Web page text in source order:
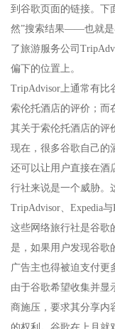
到谷歌页面的链接。下
然”搜索结果——也就是
了旅游服务公司
偏下的位置上。
TripAdvisor上通常有比
索伦托酒店的评价；而
其关于索伦托酒店的评
现在，很多谷歌自己的
还可以让用户直接在酒
行社来说是一个威胁。
TripAdvisor、Expedia
这些网络旅行社是谷歌
是，如果用户发现谷歌
广告主也得被迫支付更
由于谷歌希望收集并显
商施压，要求其分享内